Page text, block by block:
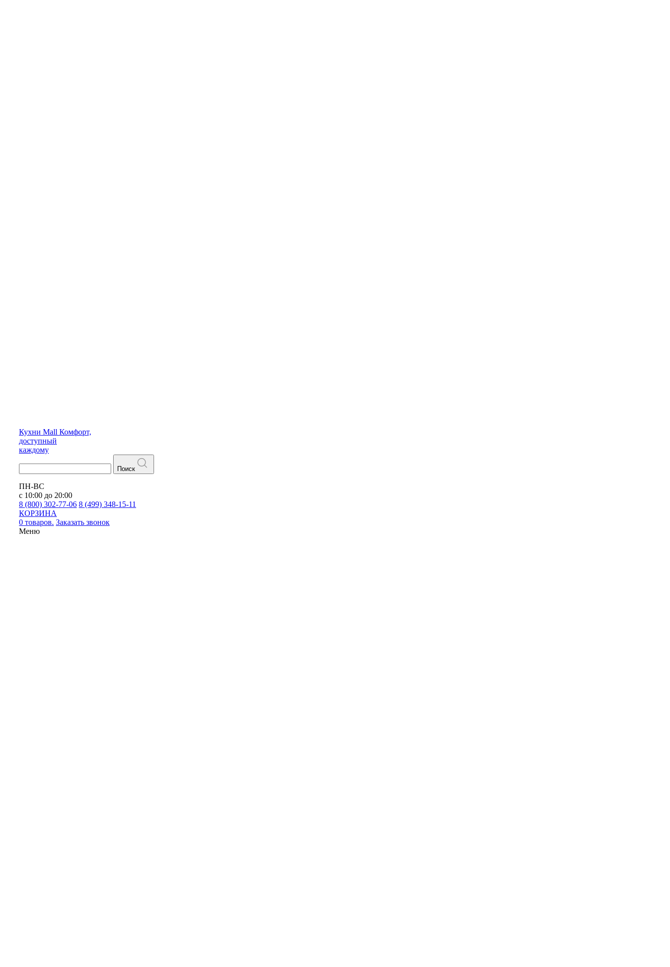
Кухни Mall Комфорт,
доступный
каждому
Поиск
ПН-ВС
с 10:00 до 20:00
8 (800) 302-77-06 8 (499) 348-15-11
КОРЗИНА
0 товаров. Заказать звонок
Меню